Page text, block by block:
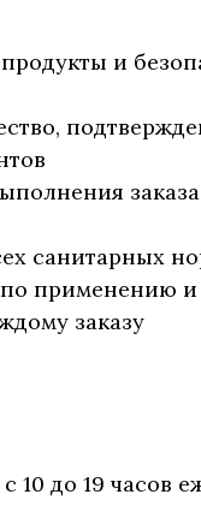
и
санитарных
применению и
заказу
10 до 19 часов